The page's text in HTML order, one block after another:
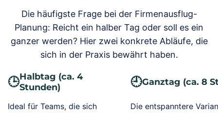
Die häufigste Frage bei der Firmenausflug-
Planung: Reicht ein halber Tag oder soll es ein
ganzer werden? Hier zwei konkrete Abläufe, die
sich in der Praxis bewährt haben.
🕒Halbtag (ca. 4
Stunden)
🕘Ganztag (ca. 8
Ideal für Teams, die sich
Die entspanntere